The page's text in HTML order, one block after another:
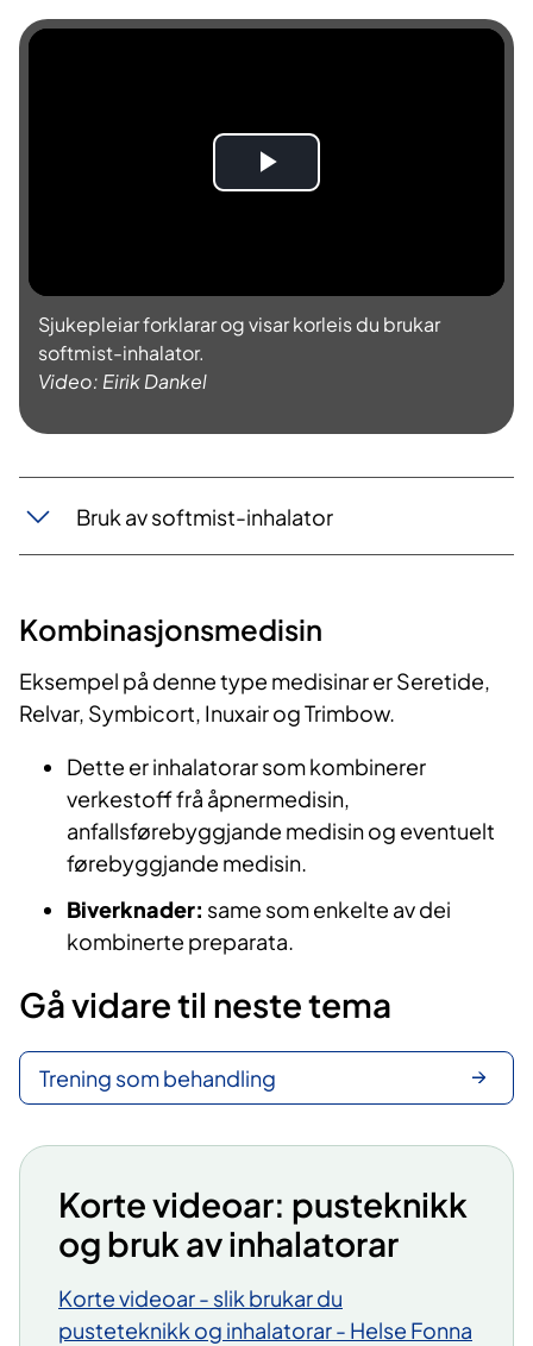
S
e
v
i
d
e
o
Sjukepleiar forklarar og visar korleis du brukar
softmist-inhalator.
Video: Eirik Dankel
Bruk av softmist-inhalator
Kombinasjonsmedisin
Eksempel på denne type medisinar er Seretide,
Relvar, Symbicort, Inuxair og Trimbow.
Dette er inhalatorar som kombinerer
verkestoff frå åpnermedisin,
anfallsførebyggjande medisin og eventuelt
førebyggjande medisin.
Biverknader: same som enkelte av dei
kombinerte preparata.
Gå vidare til neste tema
Trening som behandling
Korte videoar: pusteknikk
og bruk av inhalatorar
Korte videoar - slik brukar du
pusteteknikk og inhalatorar - Helse Fonna